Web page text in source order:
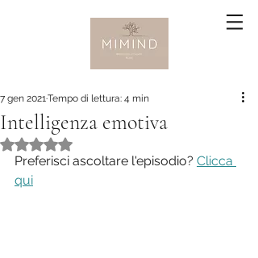
Intelligenza emotiva
7 gen 2021Tempo di lettura: 4 min
Valutazione NaN stelle su 5.
Preferisci ascoltare l'episodio? Clicca
qui